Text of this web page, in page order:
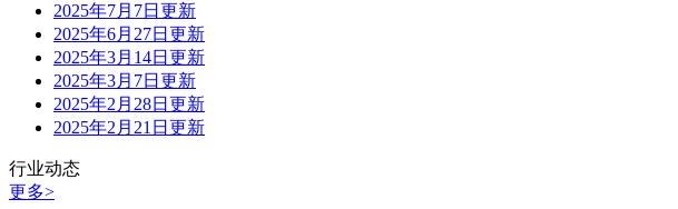
2025年7月7日更新
2025年6月27日更新
2025年3月14日更新
2025年3月7日更新
2025年2月28日更新
2025年2月21日更新
行业动态
更多>